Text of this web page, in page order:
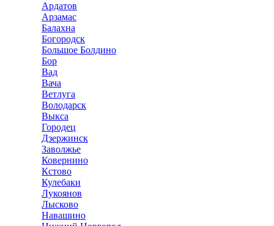
Ардатов
Арзамас
Балахна
Богородск
Большое Болдино
Бор
Вад
Вача
Ветлуга
Володарск
Выкса
Городец
Дзержинск
Заволжье
Ковернино
Кстово
Кулебаки
Лукоянов
Лысково
Навашино